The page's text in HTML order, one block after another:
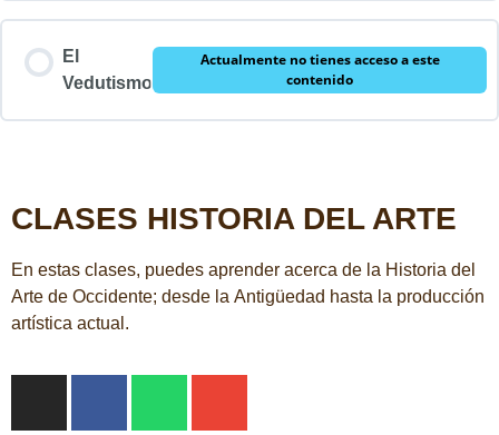
El
Vedutismo
Actualmente no tienes acceso a este
contenido
CLASES HISTORIA DEL ARTE
En estas clases, puedes aprender acerca de la Historia del
Arte de Occidente; desde la Antigüedad hasta la producción
artística actual.